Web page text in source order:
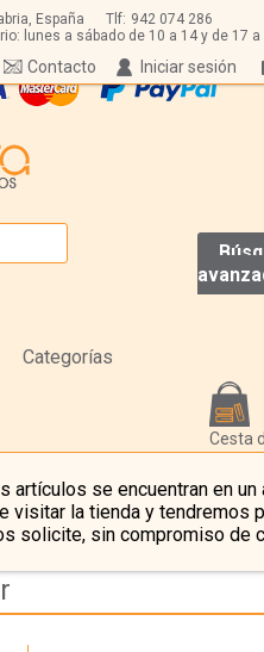
España Tlf: 942 074 286
lunes a sábado de 10 a 14 y de 17 a
Iniciar sesión
Contacto
Categorías
Cesta
artículos se encuentran en un
visitar la tienda y tendremos
solicite, sin compromiso de